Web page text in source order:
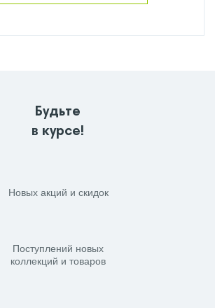
Будьте
в курсе!
Новых акций и скидок
Поступлений новых
коллекций и товаров